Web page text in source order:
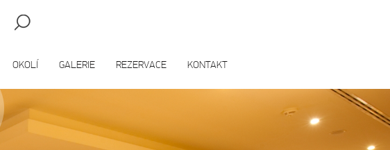
OKOLÍ GALERIE REZERVACE KONTAKT